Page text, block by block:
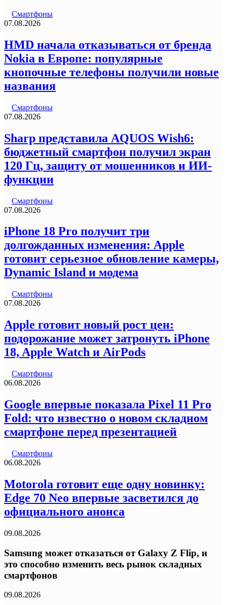
Смартфоны
07.08.2026
HMD начала отказываться от бренда
Nokia в Европе: популярные
кнопочные телефоны получили новые
названия
Смартфоны
07.08.2026
Sharp представила AQUOS Wish6:
бюджетный смартфон получил экран
120 Гц, защиту от мошенников и ИИ-
функции
Смартфоны
07.08.2026
iPhone 18 Pro получит три
долгожданных изменения: Apple
готовит серьезное обновление камеры,
Dynamic Island и модема
Смартфоны
07.08.2026
Apple готовит новый рост цен:
подорожание может затронуть iPhone
18, Apple Watch и AirPods
Смартфоны
06.08.2026
Google впервые показала Pixel 11 Pro
Fold: что известно о новом складном
смартфоне перед презентацией
Смартфоны
06.08.2026
Motorola готовит еще одну новинку:
Edge 70 Neo впервые засветился до
официального анонса
09.08.2026
Samsung может отказаться от Galaxy Z Flip, и
это способно изменить весь рынок складных
смартфонов
09.08.2026